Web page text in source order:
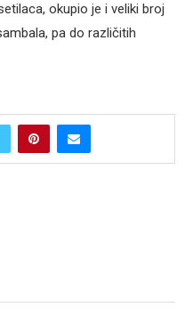
okupio je i veliki broj
pa do različitih